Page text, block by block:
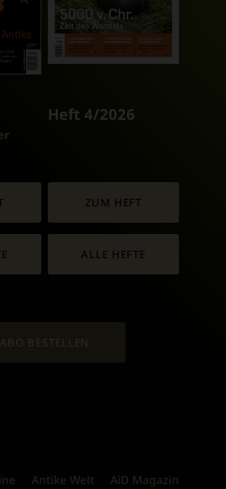
Heft 4/2026
ZUM HEFT
ALLE HEFTE
ABO BESTELLEN
Antike Welt AiD Magazin